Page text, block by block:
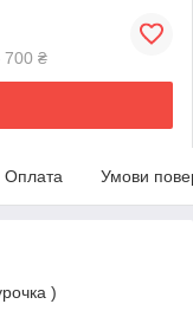
700 ₴
Оплата Умови
)